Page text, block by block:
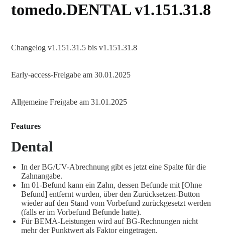
tomedo.DENTAL v1.151.31.8
Changelog v1.151.31.5 bis v1.151.31.8
Early-access-Freigabe am 30.01.2025
Allgemeine Freigabe am 31.01.2025
Features
Dental
In der BG/UV-Abrechnung gibt es jetzt eine Spalte für die
Zahnangabe.
Im 01-Befund kann ein Zahn, dessen Befunde mit [Ohne
Befund] entfernt wurden, über den Zurücksetzen-Button
wieder auf den Stand vom Vorbefund zurückgesetzt werden
(falls er im Vorbefund Befunde hatte).
Für BEMA-Leistungen wird auf BG-Rechnungen nicht
mehr der Punktwert als Faktor eingetragen.